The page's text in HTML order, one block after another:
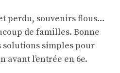
perdu, souvenirs flous…
de familles. Bonne
solutions simples pour
l’entrée en 6e.